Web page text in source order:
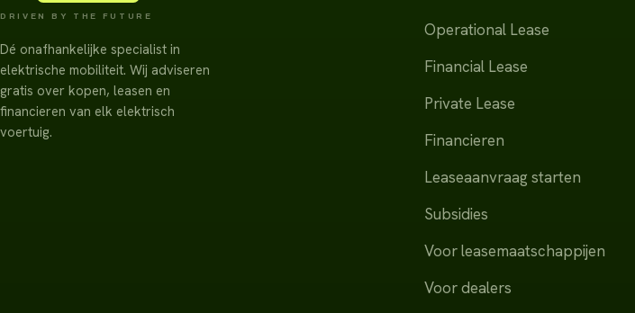
DRIVEN BY THE FUTURE
Dé onafhankelijke specialist in
elektrische mobiliteit. Wij adviseren
gratis over kopen, leasen en
financieren van elk elektrisch
voertuig.
Operational Lease
Financial Lease
Private Lease
Financieren
Leaseaanvraag starten
Subsidies
Voor leasemaatschappijen
Voor dealers